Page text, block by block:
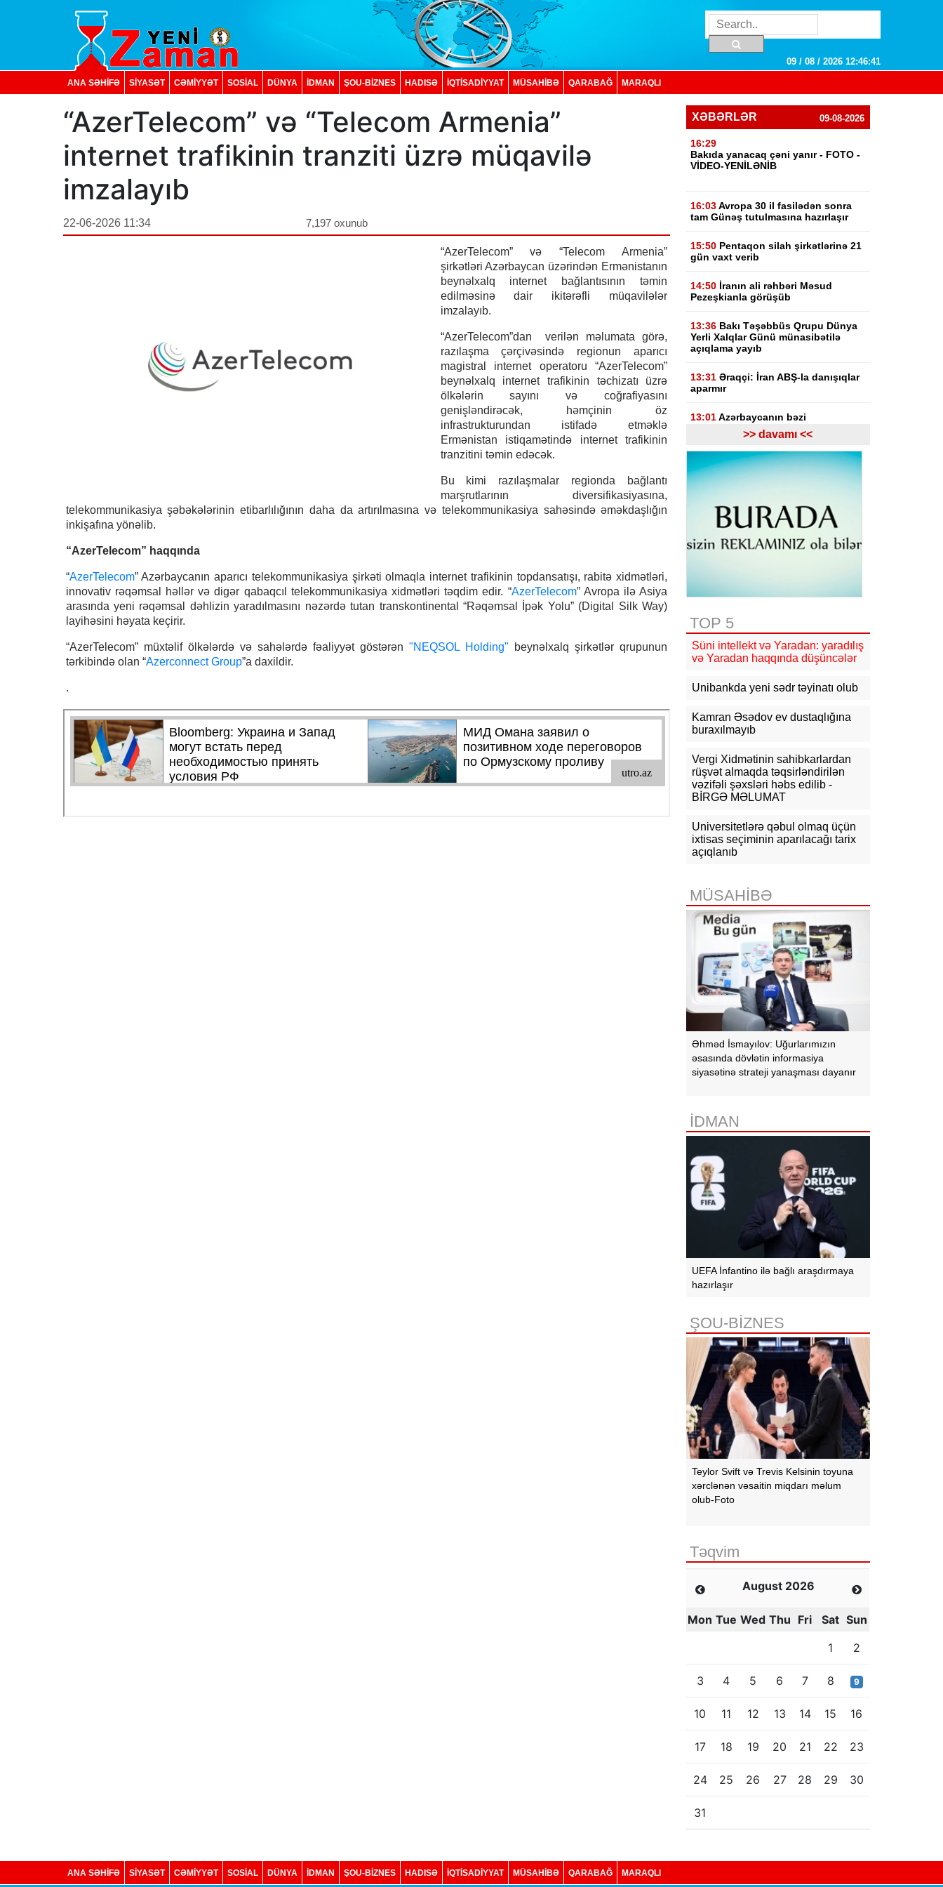
09 / 08 / 2026 12:46:41
ANA SƏHİFƏ SİYASƏT CƏMİYYƏT SOSIAL DÜNYA İDMAN ŞOU-BİZNES HADISƏ İQTISADIYYAT MÜSAHİBƏ QARABAĞ MARAQLI
“AzerTelecom” və “Telecom Armenia”
internet trafikinin tranziti üzrə müqavilə
imzalayıb
22-06-2026 11:34 7,197 oxunub
“AzerTelecom” və “Telecom Armenia”
şirkətləri Azərbaycan üzərindən Ermənistanın
beynəlxalq internet bağlantısının təmin
edilməsinə dair ikitərəfli müqavilələr
imzalayıb.
“AzerTelecom”dan verilən məlumata görə,
razılaşma çərçivəsində regionun aparıcı
magistral internet operatoru “AzerTelecom”
beynəlxalq internet trafikinin təchizatı üzrə
ölkələrin sayını və coğrafiyasını
genişləndirəcək, həmçinin öz
infrastrukturundan istifadə etməklə
Ermənistan istiqamətində internet trafikinin
tranzitini təmin edəcək.
Bu kimi razılaşmalar regionda bağlantı
marşrutlarının diversifikasiyasına,
telekommunikasiya şəbəkələrinin etibarlılığının daha da artırılmasına və telekommunikasiya sahəsində əməkdaşlığın
inkişafına yönəlib.
“AzerTelecom” haqqında
“AzerTelecom” Azərbaycanın aparıcı telekommunikasiya şirkəti olmaqla internet trafikinin topdansatışı, rabitə xidmətləri,
innovativ rəqəmsal həllər və digər qabaqcıl telekommunikasiya xidmətləri təqdim edir. “AzerTelecom” Avropa ilə Asiya
arasında yeni rəqəmsal dəhlizin yaradılmasını nəzərdə tutan transkontinental “Rəqəmsal İpək Yolu” (Digital Silk Way)
layihəsini həyata keçirir.
“AzerTelecom” müxtəlif ölkələrdə və sahələrdə fəaliyyət göstərən "NEQSOL Holding" beynəlxalq şirkətlər qrupunun
tərkibində olan “Azerconnect Group”a daxildir.
.
XƏBƏRLƏR 09-08-2026
16:29
Bakıda yanacaq çəni yanır - FOTO -
VİDEO-YENİLƏNİB
16:03 Avropa 30 il fasilədən sonra
tam Günəş tutulmasına hazırlaşır
15:50 Pentaqon silah şirkətlərinə 21
gün vaxt verib
14:50 İranın ali rəhbəri Məsud
Pezeşkianla görüşüb
13:36 Bakı Təşəbbüs Qrupu Dünya
Yerli Xalqlar Günü münasibətilə
açıqlama yayıb
13:31 Əraqçi: İran ABŞ-la danışıqlar
aparmır
13:01 Azərbaycanın bəzi
rayonlarında leysan yağacaq,
şimşək çaxacaq, dolu düşəcək
12:20Ankara Bakı və İrəvan
arasında sülh səylərini dəstəkləyir
12:10 Prezident İlham Əliyev
sinqapurlu həmkarını təbrik edib
12:03 Azərbaycan XİN Sinqapuru
11:30 UEFA İnfantino ilə bağlı
11:03 "Inter Mayami" Neymarı
heyətinə qatmaq istəyir
ın nəzarətində olmayan hissəsində
10:50ABŞ və Hindistan əməkdaşlığı
10:32 KİV: Günəş tutulması
Avropada elektrik enerjisi
çatışmazlığını dərinləşdirə bilər
>> davamı <<
TOP 5
Süni intellekt və Yaradan: yaradılış
və Yaradan haqqında düşüncələr
Unibankda yeni sədr təyinatı olub
Kamran Əsədov ev dustaqlığına
buraxılmayıb
Vergi Xidmətinin sahibkarlardan
rüşvət almaqda təqsirləndirilən
vəzifəli şəxsləri həbs edilib -
BİRGƏ MƏLUMAT
Universitetlərə qəbul olmaq üçün
ixtisas seçiminin aparılacağı tarix
açıqlanıb
MÜSAHİBƏ
Əhməd İsmayılov: Uğurlarımızın
əsasında dövlətin informasiya
siyasətinə strateji yanaşması dayanır
İDMAN
UEFA İnfantino ilə bağlı araşdırmaya
hazırlaşır
ŞOU-BİZNES
Teylor Svift və Trevis Kelsinin toyuna
xərclənən vəsaitin miqdarı məlum
olub-Foto
Təqvim
August 2026
Mon Tue Wed Thu Fri Sat Sun
1
2
3 4 5 6 7 8 9
10 11 12 13 14 15 16
17 18 19 20 21 22 23
24 25 26 27 28 29 30
31
ANA SƏHİFƏ SİYASƏT CƏMİYYƏT SOSIAL DÜNYA İDMAN ŞOU-BİZNES HADISƏ İQTISADIYYAT MÜSAHİBƏ QARABAĞ MARAQLI